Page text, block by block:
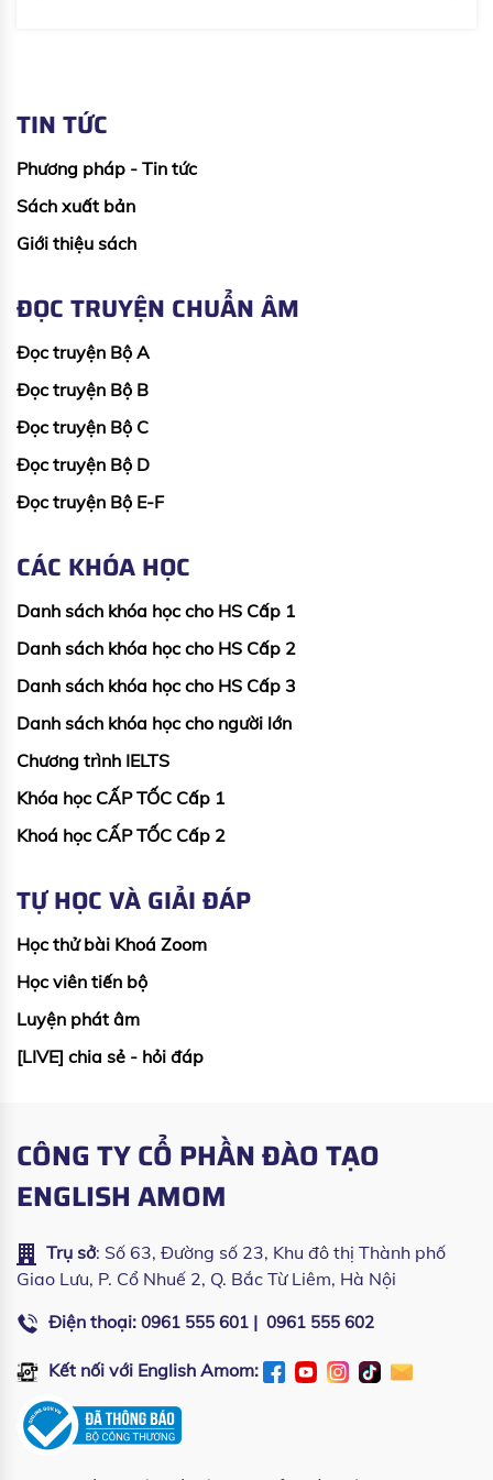
TIN TỨC
Phương pháp - Tin tức
Sách xuất bản
Giới thiệu sách
ĐỌC TRUYỆN CHUẨN ÂM
Đọc truyện Bộ A
Đọc truyện Bộ B
Đọc truyện Bộ C
Đọc truyện Bộ D
Đọc truyện Bộ E-F
CÁC KHÓA HỌC
Danh sách khóa học cho HS Cấp 1
Danh sách khóa học cho HS Cấp 2
Danh sách khóa học cho HS Cấp 3
Danh sách khóa học cho người lớn
Chương trình IELTS
Khóa học CẤP TỐC Cấp 1
Khoá học CẤP TỐC Cấp 2
TỰ HỌC VÀ GIẢI ĐÁP
Học thử bài Khoá Zoom
Học viên tiến bộ
Luyện phát âm
[LIVE] chia sẻ - hỏi đáp
CÔNG TY CỔ PHẦN ĐÀO TẠO
ENGLISH AMOM
Trụ sở: Số 63, Đường số 23, Khu đô thị Thành phố
Giao Lưu, P. Cổ Nhuế 2, Q. Bắc Từ Liêm, Hà Nội
Điện thoại: 0961 555 601 | 0961 555 602
Kết nối với English Amom: